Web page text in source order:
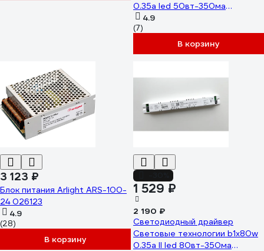
0.35a led 50вт-350ма
2002002630
4.9
(7)
В корзину
3 123 ₽
Блок питания Arlight ARS-100-
24 026123
4.9
(28)
В корзину
1 529 ₽
2 190 ₽
Cветодиодный драйвер
Световые технологии b1x80w
0.35a ll led 80вт-350ма